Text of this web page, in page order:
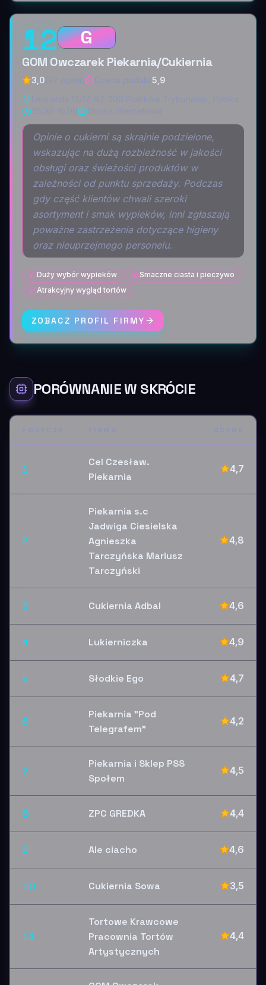
12 G
GOM Owczarek Piekarnia/Cukiernia
3,0
5,9
Opinie o cukierni są skrajnie podzielone,
wskazując na dużą rozbieżność w jakości
obsługi oraz świeżości produktów w
zależności od punktu sprzedaży. Podczas
gdy część klientów chwali szeroki
asortyment i smak wypieków, inni zgłaszają
poważne zastrzeżenia dotyczące higieny
oraz nieuprzejmego personelu.
Duży wybór wypieków
Smaczne ciasta i pieczywo
Atrakcyjny wygląd tortów
ZOBACZ PROFIL FIRMY
PORÓWNANIE W SKRÓCIE
1
Cel Czesław.
Piekarnia
4,7
2
Piekarnia s.c
Jadwiga Ciesielska
Agnieszka
Tarczyńska Mariusz
Tarczyński
4,8
3 Cukiernia Adbal 4,6
4 Lukierniczka 4,9
5 Słodkie Ego 4,7
6
Piekarnia "Pod
Telegrafem"
4,2
7
Piekarnia i Sklep PSS
Społem
4,5
8 ZPC GREDKA 4,4
9 Ale ciacho 4,6
10 Cukiernia Sowa 3,5
11
Tortowe Krawcowe
Pracownia Tortów
Artystycznych
4,4